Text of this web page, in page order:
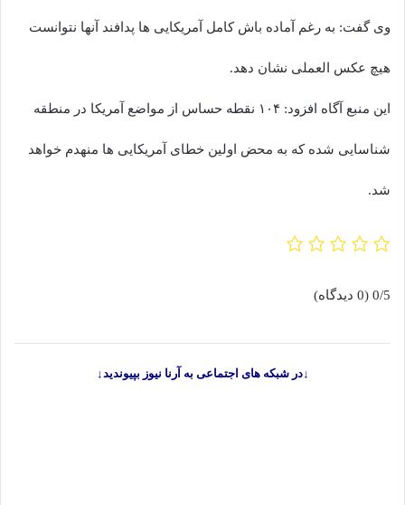
وی گفت: به رغم آماده باش کامل آمریکایی ها پدافند آنها نتوانست
هیچ عکس العملی نشان دهد.
این منبع آگاه افزود: ۱۰۴ نقطه حساس از مواضع آمریکا در منطقه
شناسایی شده که به محض اولین خطای آمریکایی ها منهدم خواهد
شد.
0/5 (0 دیدگاه)
↓در شبکه های اجتماعی به آرنا نیوز بپیوندید↓